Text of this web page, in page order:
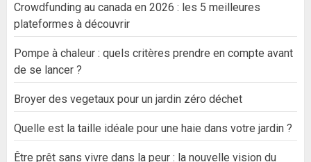
Crowdfunding au canada en 2026 : les 5 meilleures
plateformes à découvrir
Pompe à chaleur : quels critères prendre en compte avant
de se lancer ?
Broyer des vegetaux pour un jardin zéro déchet
Quelle est la taille idéale pour une haie dans votre jardin ?
Être prêt sans vivre dans la peur : la nouvelle vision du